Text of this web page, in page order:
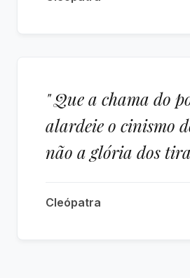
" Que a chama do
alardeie o cinismo
não a glória dos
Cleópatra